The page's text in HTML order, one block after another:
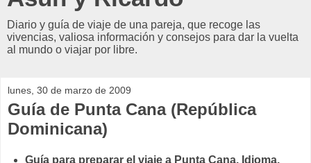
Diario y guía de viaje de una pareja, que recoge las
vivencias, valiosa información y consejos para dar la vuelta
al mundo o viajar por libre.
lunes, 30 de marzo de 2009
Guía de Punta Cana (República
Dominicana)
Guía para preparar el viaje a Punta Cana. Idioma.